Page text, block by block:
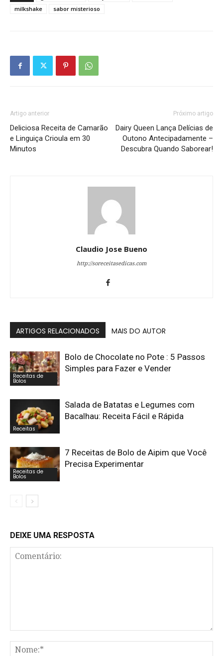
milkshake
sabor misterioso
Artigo anterior
Deliciosa Receita de Camarão
e Linguiça Crioula em 30
Minutos
Próximo artigo
Dairy Queen Lança Delícias de
Outono Antecipadamente –
Descubra Quando Saborear!
Claudio Jose Bueno
http://soreceitasedicas.com
ARTIGOS RELACIONADOS MAIS DO AUTOR
Receitas de
Bolos
Bolo de Chocolate no Pote : 5 Passos
Simples para Fazer e Vender
Receitas
Salada de Batatas e Legumes com
Bacalhau: Receita Fácil e Rápida
Receitas de
Bolos
7 Receitas de Bolo de Aipim que Você
Precisa Experimentar
DEIXE UMA RESPOSTA